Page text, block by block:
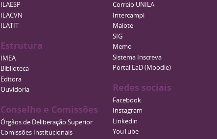
ILAESP
ILACVN
ILATIT
Estrutura
IMEA
Biblioteca
Editora
Ouvidoria
Conselho e Comissões
Órgãos de Deliberação Superior
Comissões Institucionais
Correio UNILA
Intercampi
Malote
SIG
Memo
Sistema Inscreva
Portal EaD (Moodle)
Redes sociais
Facebook
Instagram
Linkedin
YouTube